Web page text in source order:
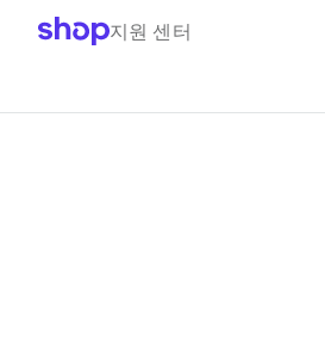
지원 센터